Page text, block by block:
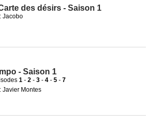
des désirs - Saison 1
Jacobo
- Saison 1
1 - 2 - 3 - 4 - 5 - 7
Javier Montes